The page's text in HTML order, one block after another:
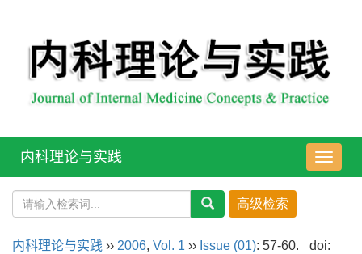
导
航
内科理论与实践
内科理论与实践 ›› 2006, Vol. 1 ›› Issue (01): 57-60.
doi: